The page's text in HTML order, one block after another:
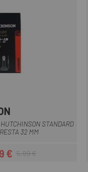
STANDARD
32 MM
Prix
€Prix habituel
5,99 €